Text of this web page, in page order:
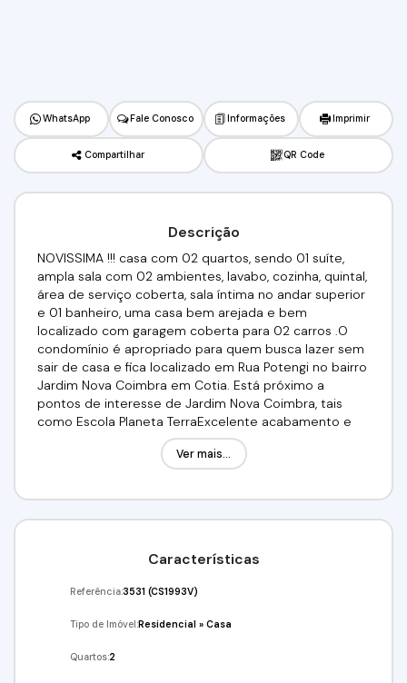
WhatsApp Fale Conosco Informações Imprimir
Compartilhar QR Code
Descrição
NOVISSIMA !!! casa com 02 quartos, sendo 01 suíte,
ampla sala com 02 ambientes, lavabo, cozinha, quintal,
área de serviço coberta, sala íntima no andar superior
e 01 banheiro, uma casa bem arejada e bem
localizado com garagem coberta para 02 carros .O
condomínio é apropriado para quem busca lazer sem
sair de casa e fica localizado em Rua Potengi no bairro
Jardim Nova Coimbra em Cotia. Está próximo a
pontos de interesse de Jardim Nova Coimbra, tais
como Escola Planeta TerraExcelente acabamento e
espaços amplos. Condomínio com portaria 24 horas,
playground, academia ao ar livre, mercadnho 24h,
Tavares!Valor:R$ 840.000,00 Aceita financiamento
bancário. Utilize seu FGTS!!!Aceita permuta.Venha
95332-7355Imobiliária Alfa Negócios.CRECI: 34.726-J
Ver mais...
Características
Referência:3531 (CS1993V)
Tipo de Imóvel:Residencial »Casa
Quartos:2